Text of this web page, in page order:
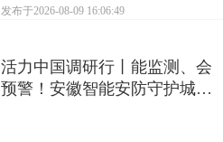
发布于2026-08-09 16:06:49
活力中国调研行丨能监测、会
预警！安徽智能安防守护城市